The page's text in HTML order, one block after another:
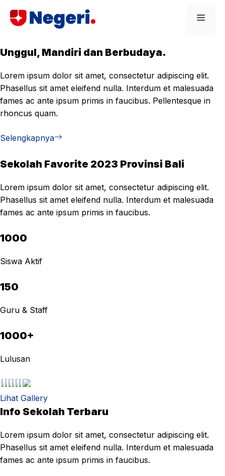
Unggul, Mandiri dan Berbudaya.
Lorem ipsum dolor sit amet, consectetur adipiscing elit.
Phasellus sit amet eleifend nulla. Interdum et malesuada
fames ac ante ipsum primis in faucibus. Pellentesque in
rhoncus quam.
Selengkapnya
Sekolah Favorite 2023 Provinsi Bali
Lorem ipsum dolor sit amet, consectetur adipiscing elit.
Phasellus sit amet eleifend nulla. Interdum et malesuada
fames ac ante ipsum primis in faucibus.
1000
Siswa Aktif
150
Guru & Staff
1000+
Lulusan
Lihat Gallery
Info Sekolah Terbaru
Lorem ipsum dolor sit amet, consectetur adipiscing elit.
Phasellus sit amet eleifend nulla. Interdum et malesuada
fames ac ante ipsum primis in faucibus.